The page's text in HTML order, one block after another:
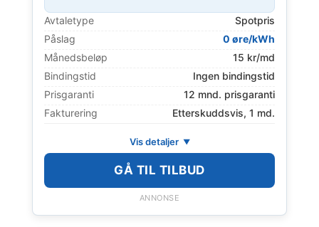
Avtaletype
Spotpris
Påslag
0 øre/kWh
Månedsbeløp
15 kr/md
Bindingstid
Ingen bindingstid
Prisgaranti
12 mnd. prisgaranti
Fakturering
Etterskuddsvis, 1 md.
Vis detaljer
GÅ TIL TILBUD
ANNONSE